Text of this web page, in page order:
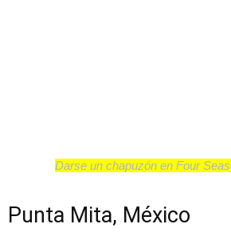
Darse un chapuzón en Four
Punta Mita, México